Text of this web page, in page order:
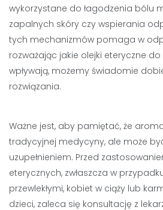
wykorzystane do łagodzenia bólu
zapalnych skóry czy wspierania
tych mechanizmów pomaga w
rozważając jakie olejki eteryczne
wpływają, możemy świadomie
rozwiązania.
Ważne jest, aby pamiętać, że
tradycyjnej medycyny, ale może
uzupełnieniem. Przed
eterycznych, zwłaszcza w
przewlekłymi, kobiet w ciąży lub
dzieci, zaleca się konsultację z